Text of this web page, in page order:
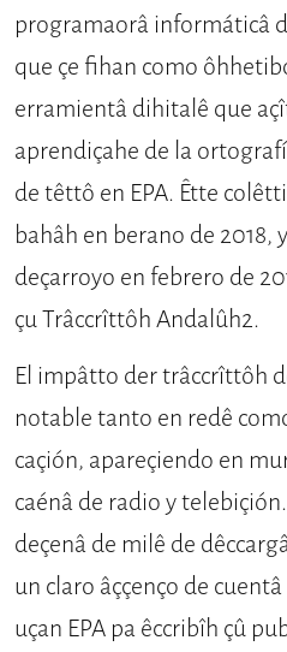
progra­maorâ informáticâ
que çe fihan como
erramientâ dihitalê que
aprendiçahe de la
de têttô en EPA. Êtte
bahâh en berano de 2018,
deçarroyo en febrero de
çu Trâccrîttôh Andalûh2.
El impâtto der trâccrîttôh
notable tanto en redê
caçión, apareçiendo en
caénâ de radio y
deçenâ de milê de
un claro âççenço de
uçan EPA pa êccribîh çû